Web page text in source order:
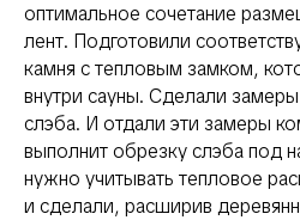
оптимальное сочетание
лент. Подготовили
камня с тепловым замком,
внутри сауны. Сделали
слэба. И отдали эти замеры
выполнит обрезку слэба под
нужно учитывать тепловое
и сделали, расширив